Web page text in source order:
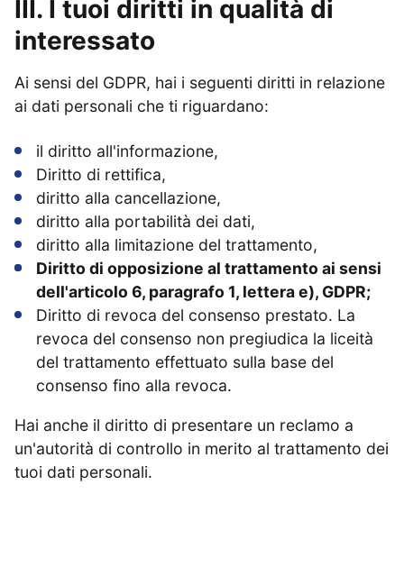
III. I tuoi diritti in qualità di
interessato
Ai sensi del GDPR, hai i seguenti diritti in relazione
ai dati personali che ti riguardano:
il diritto all'informazione,
Diritto di rettifica,
diritto alla cancellazione,
diritto alla portabilità dei dati,
diritto alla limitazione del trattamento,
Diritto di opposizione al trattamento ai sensi
dell'articolo 6, paragrafo 1, lettera e), GDPR;
Diritto di revoca del consenso prestato. La
revoca del consenso non pregiudica la liceità
del trattamento effettuato sulla base del
consenso fino alla revoca.
Hai anche il diritto di presentare un reclamo a
un'autorità di controllo in merito al trattamento dei
tuoi dati personali.